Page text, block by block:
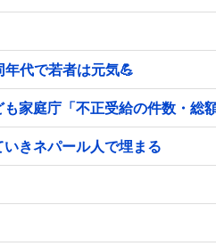
年代で若者は元気💪
家庭庁「不正受給の件数・総
いきネパール人で埋まる